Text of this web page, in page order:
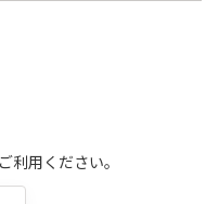
利用ください。